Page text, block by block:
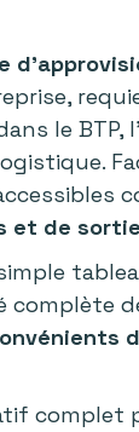
le
et de
complet